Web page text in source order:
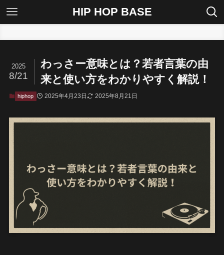
HIP HOP BASE
わっさー意味とは？若者言葉の由
来と使い方をわかりやすく解説！
2025
8/21
hiphop 2025年4月23日 2025年8月21日